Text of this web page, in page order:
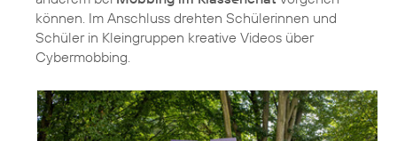
können. Im Anschluss drehten Schülerinnen und
Schüler in Kleingruppen kreative Videos über